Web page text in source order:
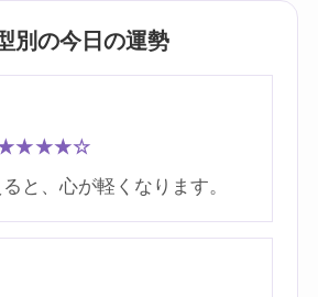
別の今日の運勢
と、心が軽くなります。